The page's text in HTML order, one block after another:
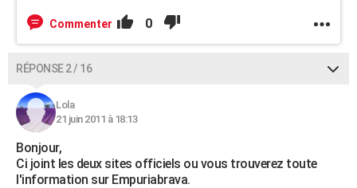
Commenter 0
RÉPONSE 2 / 16
Lola
21 juin 2011 à 18:13
Bonjour,
Ci joint les deux sites officiels ou vous trouverez toute
l'information sur Empuriabrava.